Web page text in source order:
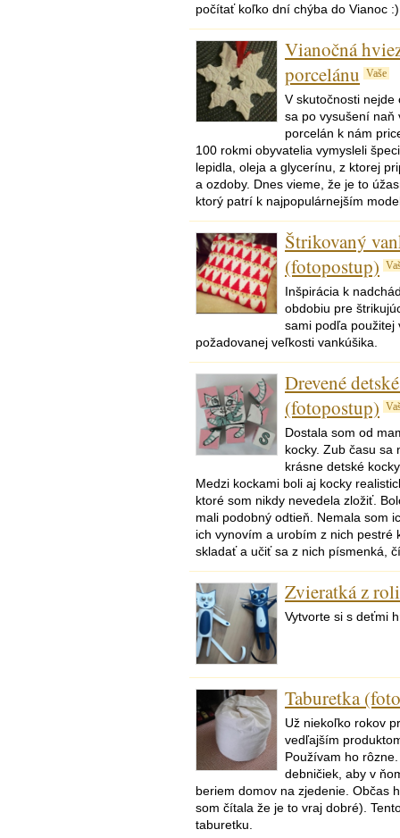
počítať koľko dní chýba do Vianoc :)
Vianočná
porcelánu
Vaše
V skutočnosti nejde
sa po vysušení naň
porcelán k nám
100 rokmi obyvatelia vymysleli
lepidla, oleja a glycerínu, z ktorej
a ozdoby. Dnes vieme, že je to
ktorý patrí k najpopulárnejším
Štrikovaný
(fotopostup)
Inšpirácia k
obdobiu pre
sami podľa použitej
požadovanej veľkosti vankúšika.
Drevené
(fotopostup)
Dostala som od
kocky. Zub času sa
krásne detské
Medzi kockami boli aj kocky
ktoré som nikdy nevedela zložiť.
mali podobný odtieň. Nemala som
ich vynovím a urobím z nich pestré
skladať a učiť sa z nich písmenká,
Zvieratká z
Vytvorte si s deťmi
Taburetka
Už niekoľko rokov
vedľajším
Používam ho
debničiek, aby v
beriem domov na zjedenie. Občas
som čítala že je to vraj dobré).
taburetku.